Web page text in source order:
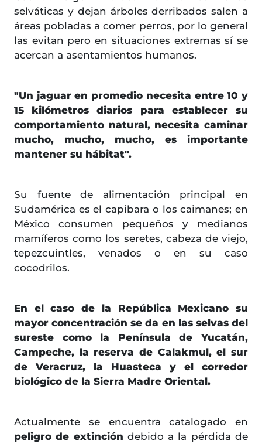
selváticas y dejan árboles derribados salen a
áreas pobladas a comer perros, por lo general
las evitan pero en situaciones extremas sí se
acercan a asentamientos humanos.
"Un jaguar en promedio necesita entre 10 y
15 kilómetros diarios para establecer su
comportamiento natural, necesita caminar
mucho, mucho, mucho, es importante
mantener su hábitat".
Su fuente de alimentación principal en
Sudamérica es el capibara o los caimanes; en
México consumen pequeños y medianos
mamíferos como los seretes, cabeza de viejo,
tepezcuintles, venados o en su caso
cocodrilos.
En el caso de la República Mexicano su
mayor concentración se da en las selvas del
sureste como la Península de Yucatán,
Campeche, la reserva de Calakmul, el sur
de Veracruz, la Huasteca y el corredor
biológico de la Sierra Madre Oriental.
Actualmente se encuentra catalogado en
peligro de extinción debido a la pérdida de